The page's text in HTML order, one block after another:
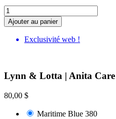
Ajouter au panier
Exclusivité web !
Lynn & Lotta | Anita Care
80,00 $
Maritime Blue 380